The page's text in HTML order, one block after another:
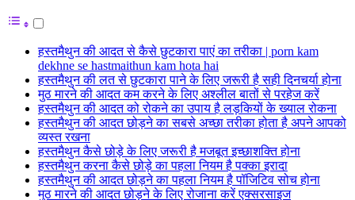
हस्तमैथुन की आदत से कैसे छुटकारा पाएं का तरीका | porn kam
dekhne se hastmaithun kam hota hai
हस्तमैथुन की लत से छुटकारा पाने के लिए जरूरी है सही दिनचर्या होना
मुठ मारने की आदत कम करने के लिए अश्लील बातों से परहेज करें
हस्तमैथुन की आदत को रोकने का उपाय है लड़कियों के ख्याल रोकना
हस्तमैथुन की आदत छोड़ने का सबसे अच्छा तरीका होता है अपने आपको
व्यस्त रखना
हस्तमैथुन कैसे छोड़े के लिए जरूरी है मजबूत इच्छाशक्ति होना
हस्तमैथुन करना कैसे छोड़े का पहला नियम है पक्का इरादा
हस्तमैथुन की आदत छोड़ने का पहला नियम है पॉजिटिव सोच होना
मुठ मारने की आदत छोड़ने के लिए रोजाना करें एक्सरसाइज